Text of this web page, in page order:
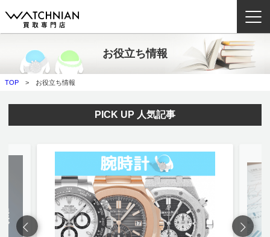
ウォッチニアン買取専門店とは？
ブランドから探す
店舗一覧
お役立ち情報
TOP お役立ち情報
PICK UP 人気記事